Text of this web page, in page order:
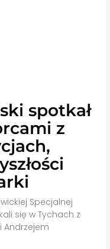
spotkał
z
Specjalnej
się w Tychach z